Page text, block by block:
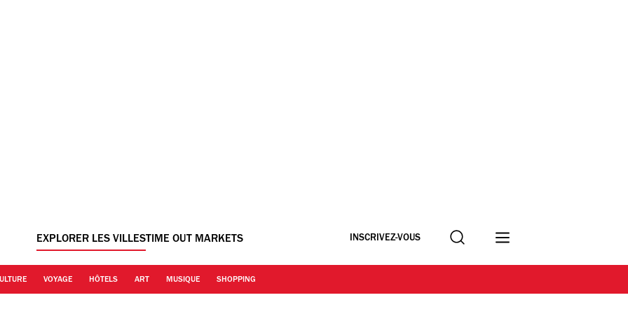
EXPLORER LES VILLESTIME OUT MARKETS INSCRIVEZ-VOUS Recherche
VOYAGE HÔTELS ART MUSIQUE SHOPPING